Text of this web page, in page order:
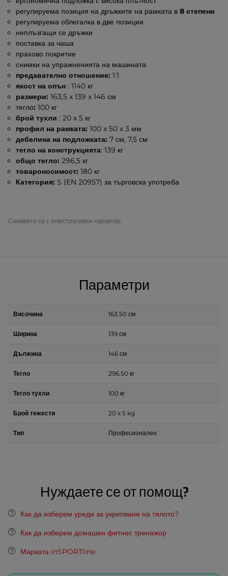
регулируема позиция на дръжките на рамката в8 степени
регулируема облегалка в две позиции
неплъзгащи се дръжки
поставка за чаша
прахово покритие
снимки на упражненията на машината
предавателно отношение: 1:1
якост на опън : 1140 кг
размери:163,5 x 139 x 146 см
тегло: 100 кг
брой тухли : 20 x 5 кг
профил на рамката: 100 x 50 x 3 мм
дебелина на подложката:7 см, 7,5 см
тегло на конструкцията: 139 кг
общо тегло:296,5 кг
товароносимост: 180 кг
Категория: S (EN 20957) за търговска употреба
Снимките са с илюстративен характер.
Параметри
Височина 163.50 см
Ширина 139 см
Дължина 146 см
Тегло 296.50 кг
Тегло тухли 100 кг
Брой тежести 20 x 5 kg
Тип Професионален
Нуждаете се от помощ?
Как да изберем уреди за укрепване на тялото?
Как да изберем домашен фитнес тренажор
Марката inSPORTline